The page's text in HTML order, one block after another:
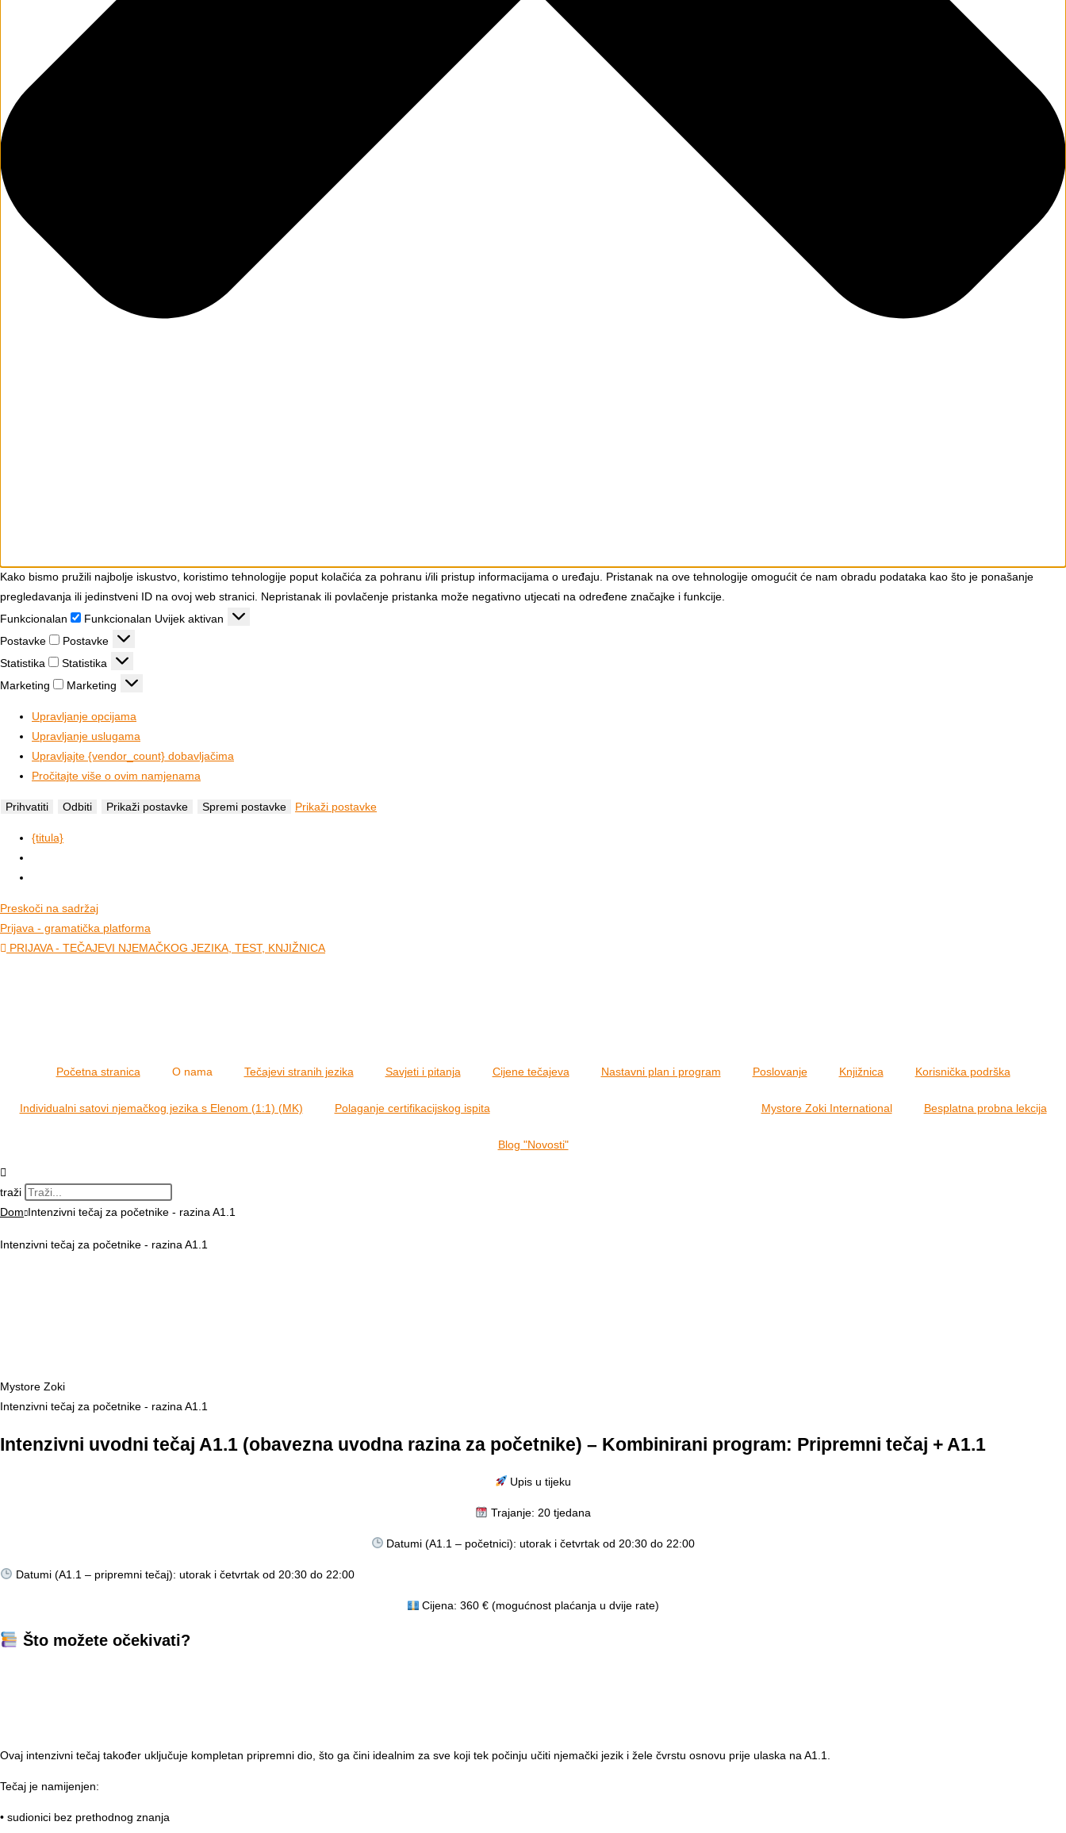
Kako bismo pružili najbolje iskustvo, koristimo tehnologije poput kolačića za pohranu i/ili pristup informacijama o uređaju. Pristanak na ove tehnologije omogućit će nam obradu podataka kao što je ponašanje
pregledavanja ili jedinstveni ID na ovoj web stranici. Nepristanak ili povlačenje pristanka može negativno utjecati na određene značajke i funkcije.
Funkcionalan
Funkcionalan Uvijek aktivan
Postavke
Postavke
Statistika
Statistika
Marketing
Marketing
Upravljanje opcijama
Upravljanje uslugama
Upravljajte {vendor_count} dobavljačima
Pročitajte više o ovim namjenama
Prihvatiti Odbiti Prikaži postavke Spremi postavke Prikaži postavke
{titula}
Preskoči na sadržaj
Prijava - gramatička platforma
PRIJAVA - TEČAJEVI NJEMAČKOG JEZIKA, TEST, KNJIŽNICA
Početna stranica O nama Tečajevi stranih jezika Savjeti i pitanja Cijene tečajeva Nastavni plan i program Poslovanje Knjižnica Korisnička podrška
Individualni satovi njemačkog jezika s Elenom (1:1) (MK) Polaganje certifikacijskog ispita Mystore Zoki International Besplatna probna lekcija
Blog "Novosti"
traži
Dom Intenzivni tečaj za početnike - razina A1.1
Intenzivni tečaj za početnike - razina A1.1
Mystore Zoki
Intenzivni tečaj za početnike - razina A1.1
Intenzivni uvodni tečaj A1.1 (obavezna uvodna razina za početnike) – Kombinirani program: Pripremni tečaj + A1.1
Upis u tijeku
Trajanje: 20 tjedana
Datumi (A1.1 – početnici): utorak i četvrtak od 20:30 do 22:00
Datumi (A1.1 – pripremni tečaj): utorak i četvrtak od 20:30 do 22:00
Cijena: 360 € (mogućnost plaćanja u dvije rate)
Što možete očekivati?
Ovaj intenzivni tečaj također uključuje kompletan pripremni dio, što ga čini idealnim za sve koji tek počinju učiti njemački jezik i žele čvrstu osnovu prije ulaska na A1.1.
Tečaj je namijenjen:
• sudionici bez prethodnog znanja